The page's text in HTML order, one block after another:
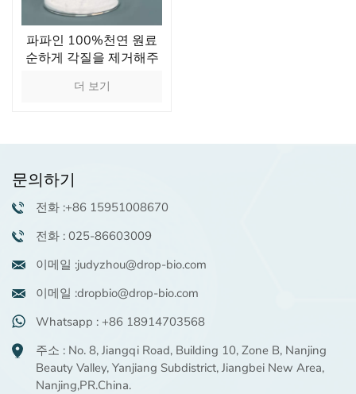
파파인 100%천연 원료
순하게 각질을 제거해주
가물
더 보기
문의하기
전화 :+86 15951008670
전화 : 025-86603009
이메일 :judyzhou@drop-bio.com
이메일 :dropbio@drop-bio.com
Whatsapp : +86 18914703568
주소 : No. 8, Jiangqi Road, Building 10, Zone B, Nanjing
Beauty Valley, Yanjiang Subdistrict, Jiangbei New Area,
Nanjing,PR.China.